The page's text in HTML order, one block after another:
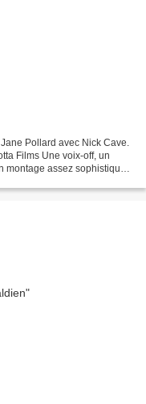
Pollard avec Nick Cave.
Films Une voix-off, un
montage assez sophistiqué,